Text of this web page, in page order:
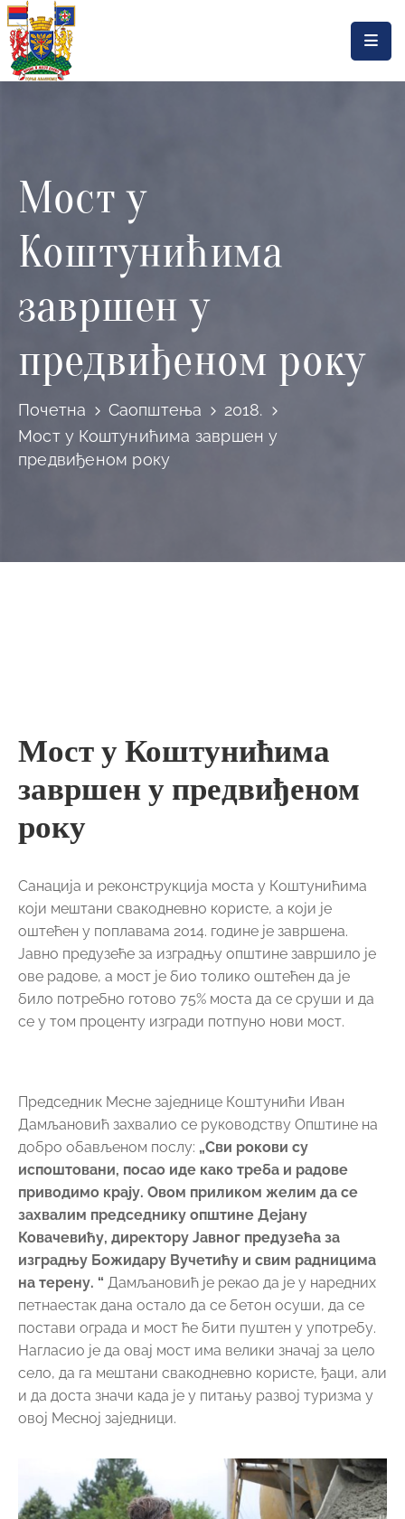
Насловна
Општинска
управа
Актуелности
Горњи
Мост у
Коштунићима
завршен у
предвиђеном року
Почетна Саопштења
2018.
Мост у Коштунићима завршен у
предвиђеном року
Мост у Коштунићима
завршен у предвиђеном
року
Санација и реконструкција моста у Коштунићима
који мештани свакодневно користе, а који је
оштећен у поплавама 2014. године је завршена.
Јавно предузеће за изградњу општине завршило је
ове радове, а мост је био толико оштећен да је
било потребно готово 75% моста да се сруши и да
се у том проценту изгради потпуно нови мост.
Председник Месне заједнице Коштунићи Иван
Дамљановић захвалио се руководству Општине на
добро обављеном послу: „Сви рокови су
испоштовани, посао иде како треба и радове
приводимо крају. Овом приликом желим да се
захвалим председнику општине Дејану
Ковачевићу, директору Јавног предузећа за
изградњу Божидару Вучетићу и свим радницима
на терену. “ Дамљановић је рекао да је у наредних
петнаестак дана остало да се бетон осуши, да се
постави ограда и мост ће бити пуштен у употребу.
Нагласио је да овај мост има велики значај за цело
село, да га мештани свакодневно користе, ђаци, али
и да доста значи када је у питању развој туризма у
овој Месној заједници.